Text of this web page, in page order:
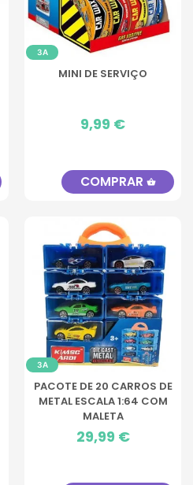
3A
MINI DE SERVIÇO
Preço
9,99 €
COMPRAR shopping_basket
3A
PACOTE DE 20 CARROS DE
METAL ESCALA 1:64 COM
MALETA
Preço
29,99 €